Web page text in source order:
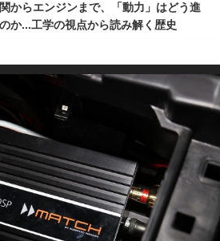
からエンジンまで、「動力」はどう進
か...工学の視点から読み解く歴史